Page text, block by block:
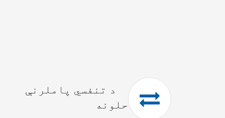
د تنفسي پاملرنې
حلونه